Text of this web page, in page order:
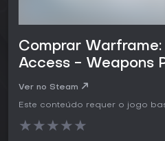
Comprar Warframe:
Access - Weapons
Ver no Steam
Este conteúdo requer o jogo
★★★★★